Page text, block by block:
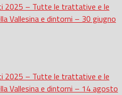
2025 – Tutte le trattative e le
Vallesina e dintorni – 30 giugno
2025 – Tutte le trattative e le
Vallesina e dintorni – 14 agosto